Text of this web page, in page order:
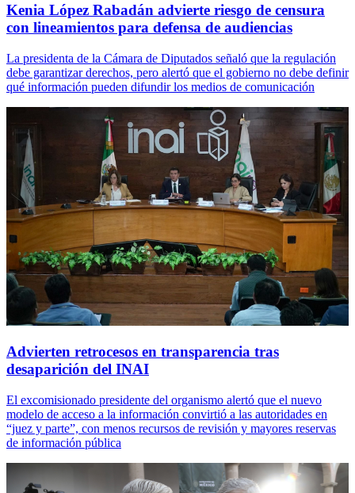
Kenia López Rabadán advierte riesgo de censura
con lineamientos para defensa de audiencias
La presidenta de la Cámara de Diputados señaló que la regulación
debe garantizar derechos, pero alertó que el gobierno no debe definir
qué información pueden difundir los medios de comunicación
Advierten retrocesos en transparencia tras
desaparición del INAI
El excomisionado presidente del organismo alertó que el nuevo
modelo de acceso a la información convirtió a las autoridades en
“juez y parte”, con menos recursos de revisión y mayores reservas
de información pública